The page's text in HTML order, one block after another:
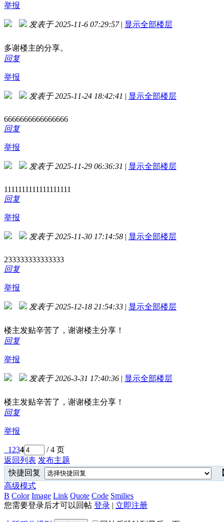
举报
发表于 2025-11-6 07:29:57 | 显示全部楼层
多谢楼主的分享。
回复
举报
发表于 2025-11-24 18:42:41 | 显示全部楼层
6666666666666666
回复
举报
发表于 2025-11-29 06:36:31 | 显示全部楼层
1111111111111111111
回复
举报
发表于 2025-11-30 17:14:58 | 显示全部楼层
233333333333333
回复
举报
发表于 2025-12-18 21:54:33 | 显示全部楼层
楼主发贴辛苦了，谢谢楼主分享！
回复
举报
发表于 2026-3-31 17:40:36 | 显示全部楼层
楼主发贴辛苦了，谢谢楼主分享！
回复
举报
1 234
/ 4 页
返回列表 发布主题
快捷回复
高级模式
B Color Image Link Quote Code Smilies
您需要登录后才可以回帖 登录 | 立即注册